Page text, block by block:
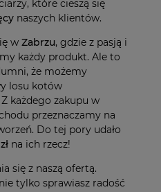
które cieszą się
naszych klientów.
w Zabrzu, gdzie z pasją i
każdy produkt. Ale to
że możemy
losu kotów
każdego zakupu w
przeznaczamy na
Do tej pory udało
na ich rzecz!
się z naszą ofertą.
tylko sprawiasz radość